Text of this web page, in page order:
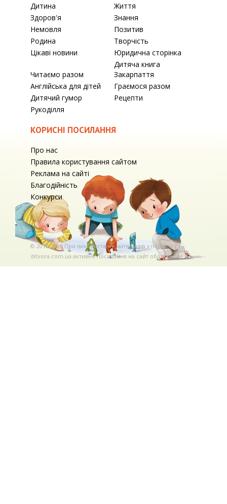
Дитина
Життя
Здоров'я
Знання
Немовля
Позитив
Родина
Творчість
Цікаві новини
Юридична сторінка
Читаємо разом
Дитяча книга
Закарпаття
Англійська для дітей
Граємося разом
Дитячий гумор
Рецепти
Рукоділля
КОРИСНІ ПОСИЛАННЯ
Про нас
Правила користування сайтом
Реклама на сайті
Благодійність
Конкурси
© 2010-2026 При використаннi матерiалiв з порталу
ditvora.com.ua активне посилання на сайт обов'язкове. .